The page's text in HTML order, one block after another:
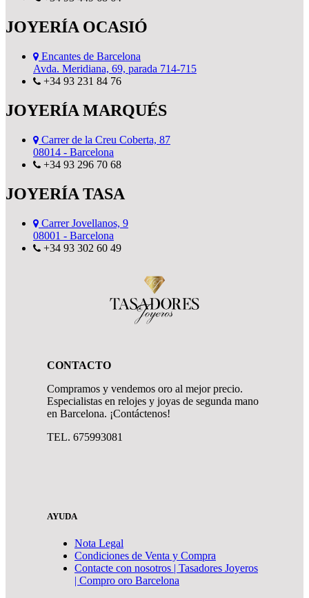
JOYERÍA OCASIÓ
Encantes de Barcelona
Avda. Meridiana, 69, parada 714-715
+34 93 231 84 76
JOYERÍA MARQUÉS
Carrer de la Creu Coberta, 87
08014 - Barcelona
+34 93 296 70 68
JOYERÍA TASA
Carrer Jovellanos, 9
08001 - Barcelona
+34 93 302 60 49
CONTACTO
Compramos y vendemos oro al mejor precio.
Especialistas en relojes y joyas de segunda mano
en Barcelona. ¡Contáctenos!
TEL. 675993081
AYUDA
Nota Legal
Condiciones de Venta y Compra
Contacte con nosotros | Tasadores Joyeros
| Compro oro Barcelona